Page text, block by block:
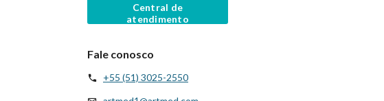
Central de
atendimento
Fale conosco
+55 (51) 3025-2550